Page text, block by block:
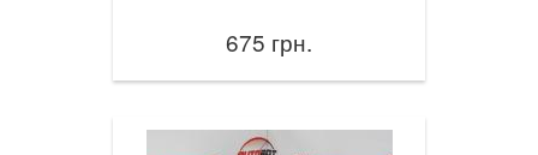
675 грн.